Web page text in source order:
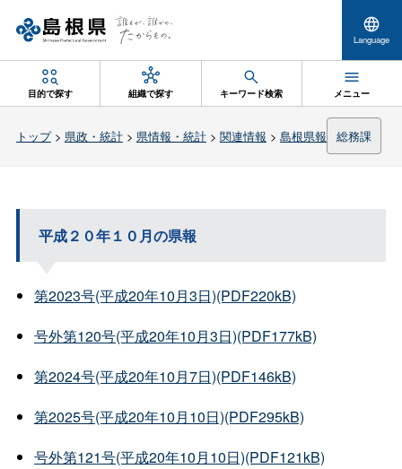
Language
目的で探す 組織で探す キーワード検索 メニュー
トップ> 県政・統計> 県情報・統計> 関連情報 > 島根県報 総務課
平成２０年１０月の県報
第2023号(平成20年10月3日)(PDF220kB)
号外第120号(平成20年10月3日)(PDF177kB)
第2024号(平成20年10月7日)(PDF146kB)
第2025号(平成20年10月10日)(PDF295kB)
号外第121号(平成20年10月10日)(PDF121kB)